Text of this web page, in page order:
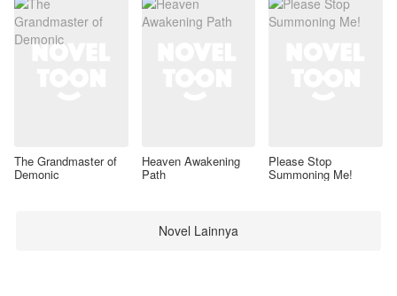
The Grandmaster of
Demonic
Heaven Awakening
Path
Please Stop
Summoning Me!
Novel Lainnya